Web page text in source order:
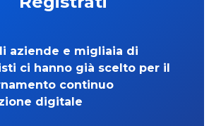
aziende e migliaia di
ci hanno già scelto per il
continuo
digitale